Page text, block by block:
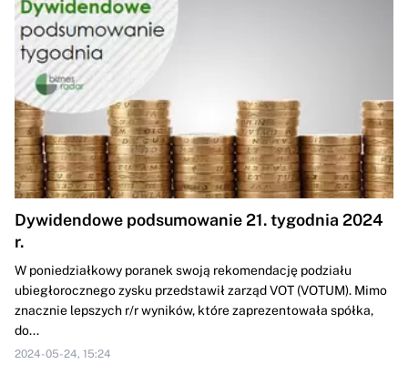
Dywidendowe podsumowanie 21. tygodnia 2024
r.
W poniedziałkowy poranek swoją rekomendację podziału
ubiegłorocznego zysku przedstawił zarząd VOT (VOTUM). Mimo
znacznie lepszych r/r wyników, które zaprezentowała spółka,
do...
2024-05-24, 15:24